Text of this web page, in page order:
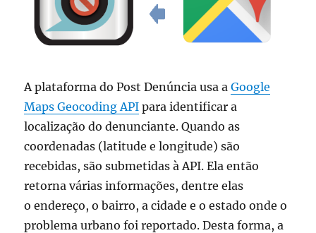
A plataforma do Post Denúncia usa aGoogle
Maps Geocoding API para identificar a
localização do denunciante. Quando as
coordenadas (latitude e longitude) são
recebidas, são submetidas à API. Ela então
retorna várias informações, dentre elas
o endereço, o bairro, a cidade e o estado onde o
problema urbano foi reportado. Desta forma, a